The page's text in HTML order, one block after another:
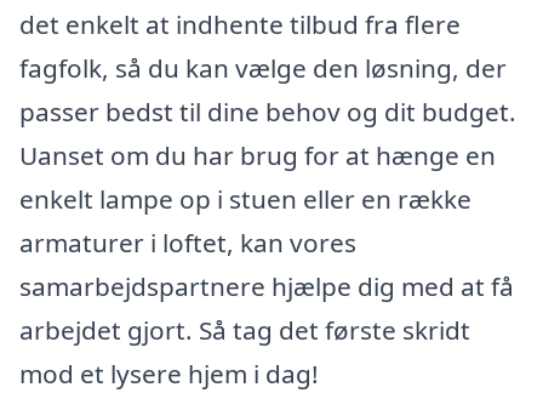
det enkelt at indhente tilbud fra flere
fagfolk, så du kan vælge den løsning, der
passer bedst til dine behov og dit budget.
Uanset om du har brug for at hænge en
enkelt lampe op i stuen eller en række
armaturer i loftet, kan vores
samarbejdspartnere hjælpe dig med at få
arbejdet gjort. Så tag det første skridt
mod et lysere hjem i dag!